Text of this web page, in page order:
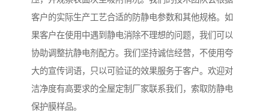
客户的实际生产工艺合适的防静电参数和其他规格。如
果客户在使用中遇到静电消除不理想的问题，我们可以
协助调整抗静电剂配方。我们坚持诚信经营，不使用夸
大的宣传词语，只以可验证的效果服务于客户。欢迎对
洁净度有高要求的全屋定制厂家联系我们，索取防静电
保护膜样品。